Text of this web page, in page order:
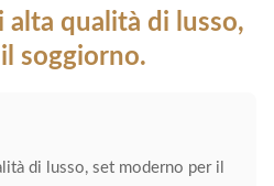
alta qualità di lusso,
soggiorno.
di lusso, set moderno per il